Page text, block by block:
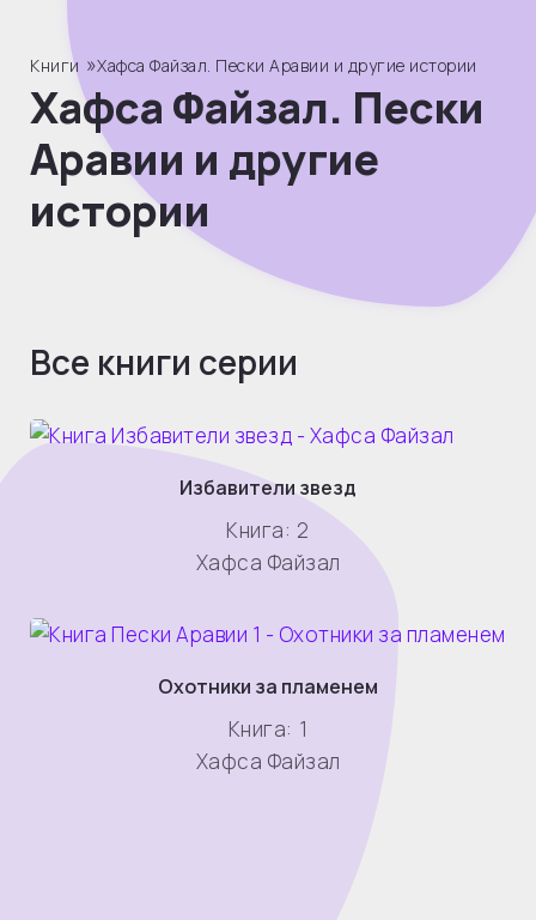
Книги »Хафса Файзал. Пески Аравии и другие истории
Хафса Файзал. Пески
Аравии и другие
истории
Все книги серии
Избавители звезд
Книга: 2
Хафса Файзал
Охотники за пламенем
Книга: 1
Хафса Файзал